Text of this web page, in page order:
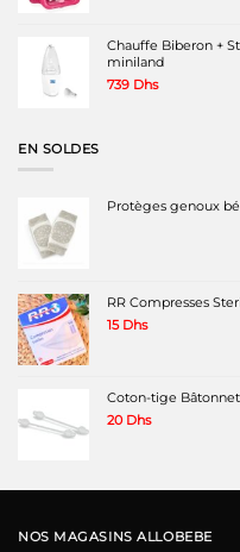
Chauffe Biberon +
miniland
739 Dhs
EN SOLDES
Protèges genoux
RR Compresses
15 Dhs
Coton-tige
20 Dhs
NOS MAGASINS ALLOBEBE